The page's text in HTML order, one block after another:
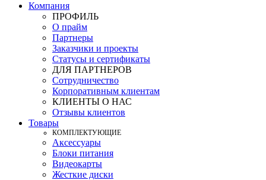
Компания
ПРОФИЛЬ
О прайм
Партнеры
Заказчики и проекты
Статусы и сертификаты
ДЛЯ ПАРТНЕРОВ
Сотрудничество
Корпоративным клиентам
КЛИЕНТЫ О НАС
Отзывы клиентов
Товары
КOМПЛЕКТУЮЩИЕ
Аксессуары
Блоки питания
Видеокарты
Жесткие диски